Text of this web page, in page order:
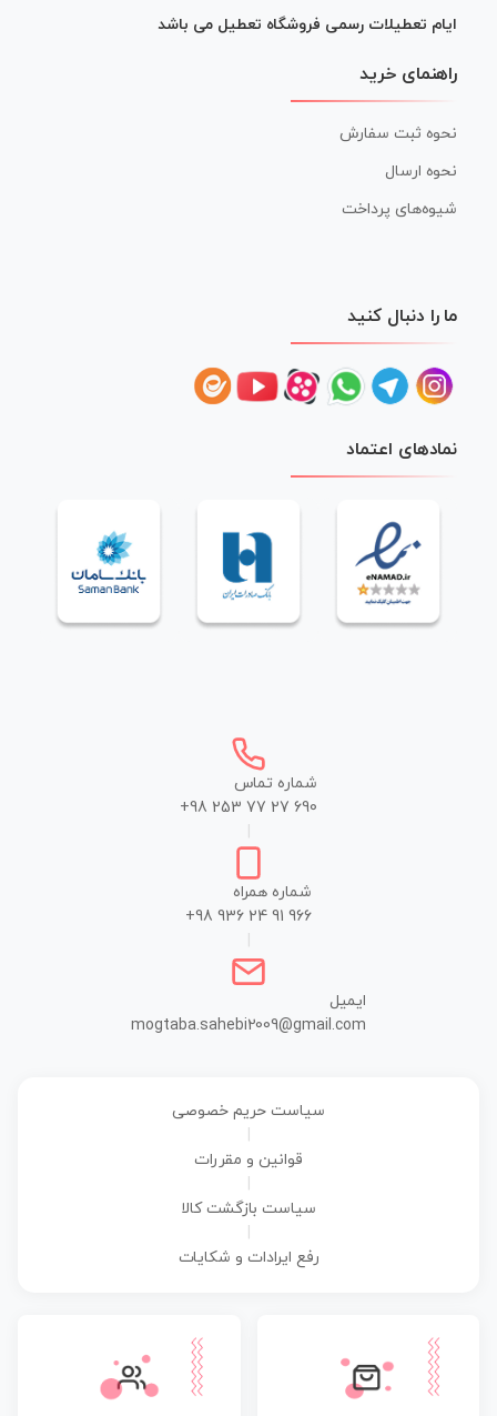
ایام تعطیلات رسمی فروشگاه تعطیل می باشد
راهنمای خرید
نحوه ثبت سفارش
نحوه ارسال
شیوه‌های پرداخت
ما را دنبال کنید
نمادهای اعتماد
شماره تماس
+98 253 77 27 690
شماره همراه
+98 936 24 91 966
ایمیل
mogtaba.sahebi2009@gmail.com
سیاست حریم خصوصی
قوانین و مقررات
سیاست بازگشت کالا
رفع ایرادات و شکایات